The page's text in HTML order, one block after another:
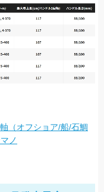
（オフショア/船/石鯛
ノ